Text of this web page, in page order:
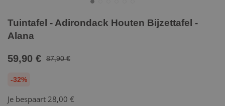
Tuintafel - Adirondack Houten Bijzettafel -
Alana
59,90 € 87,90 €
-32%
Je bespaart 28,00 €